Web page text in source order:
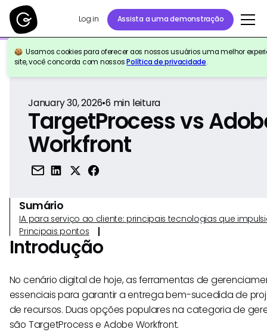
Log in Assista a uma demonstração
Usamos cookies para oferecer aos nossos usuários uma melhor
site, você concorda com nossosPolítica de privacidade.
Voltar para a referência
January 30, 2026•6 min leitura
TargetProcess vs
Workfront
Sumário
IA para serviço ao cliente: principais tecnologias que
Principais pontos
Introdução
No cenário digital de hoje, as ferramentas de
essenciais para garantir a entrega bem-sucedida de
de recursos. Duas opções populares na categoria de
são TargetProcess e Adobe Workfront.